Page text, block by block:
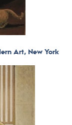
Art, New York